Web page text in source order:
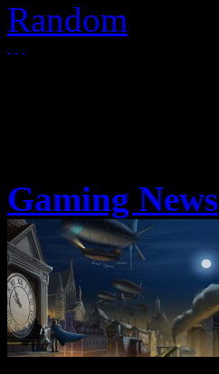
Random
Gaming News